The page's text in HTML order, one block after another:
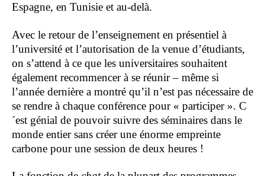
Espagne, en Tunisie et au-delà.
Avec le retour de l’enseignement en présentiel à
l’université et l’autorisation de la venue d’étudiants,
on s’attend à ce que les universitaires souhaitent
également recommencer à se réunir – même si
l’année dernière a montré qu’il n’est pas nécessaire de
se rendre à chaque conférence pour « participer ». C
´est génial de pouvoir suivre des séminaires dans le
monde entier sans créer une énorme empreinte
carbone pour une session de deux heures !